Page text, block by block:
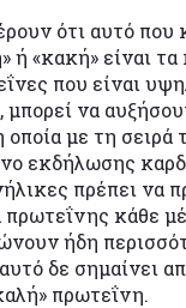
ότι αυτό που
ή «κακή» είναι
που είναι
μπορεί να
με τη σειρά
εκδήλωσης
πρέπει να
πρωτεΐνης κάθε
ήδη
δε σημαίνει
πρωτεΐνη.